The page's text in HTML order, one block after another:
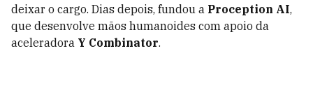
deixar o cargo. Dias depois, fundou a Proception AI,
que desenvolve mãos humanoides com apoio da
aceleradora Y Combinator.